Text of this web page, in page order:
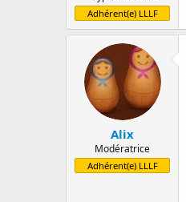
Adhérent(e) LLLF
Alix
Modératrice
Adhérent(e) LLLF